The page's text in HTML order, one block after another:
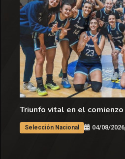
Triunfo vital en el
Selección Nacional 04/08/2026